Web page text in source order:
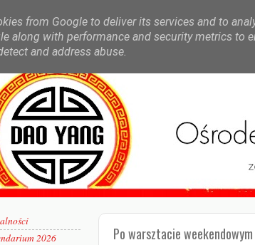
Po warsztacie weekendowym
2026
from Google to deliver its services and to
along with performance and security metrics to
and address abuse.